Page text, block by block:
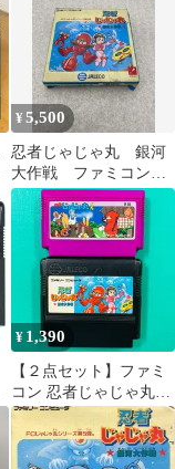
¥5,500
忍者じゃじゃ丸 銀河
大作戦 ファミコン
ソフト
¥ 1,390
【２点セット】ファミ
コン 忍者じゃじゃ丸く
ん 忍者じゃじゃ丸 銀河
大作戦 ジャレコ FC